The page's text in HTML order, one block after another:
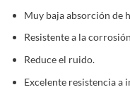
Muy baja absorción de
Resistente a la
Reduce el ruido.
Excelente resistencia a